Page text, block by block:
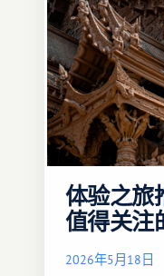
体验之旅
值得关注
2026年5月18日